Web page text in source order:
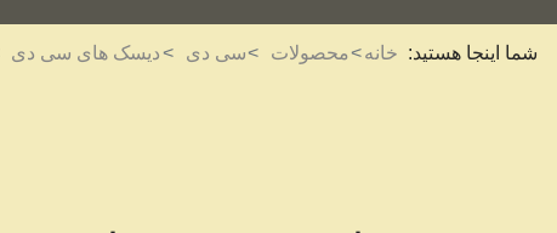
شما اینجا هستید: خانه محصولات سی دی دیسک های سی دی